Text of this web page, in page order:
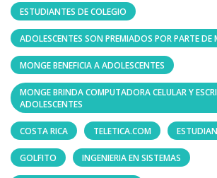
ESTUDIANTES DE COLEGIO
ADOLESCENTES SON PREMIADOS POR PARTE DE
MONGE BENEFICIA A ADOLESCENTES
MONGE BRINDA COMPUTADORA CELULAR Y
ADOLESCENTES
COSTA RICA TELETICA.COM
GOLFITO INGENIERIA EN SISTEMAS